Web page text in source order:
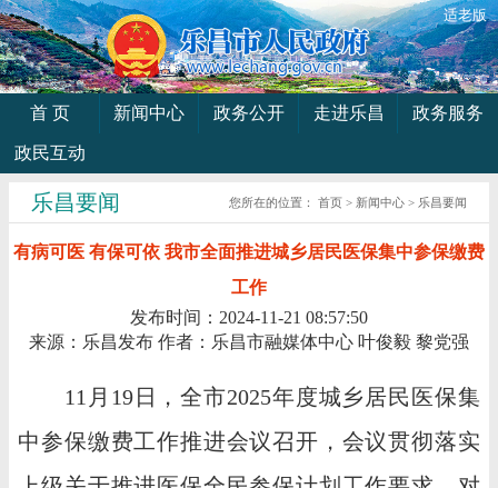
适老版
首 页 新闻中心 政务公开 走进乐昌
政务服务
政民互动
乐昌要闻 您所在的位置：首页 > 新闻中心 > 乐昌要闻
有病可医 有保可依 我市全面推进城乡居民医保集中参保缴费
工作
发布时间：2024-11-21 08:57:50
来源：乐昌发布 作者：乐昌市融媒体中心 叶俊毅 黎党强
11月19日，全市2025年度城乡居民医保集
中参保缴费工作推进会议召开，会议贯彻落实